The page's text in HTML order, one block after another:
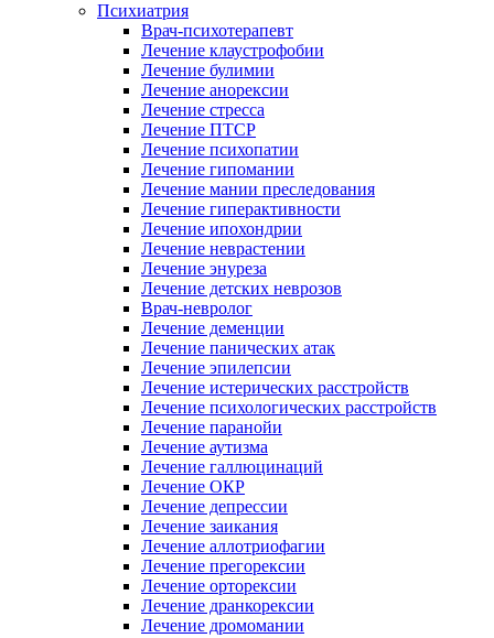
Психиатрия
Врач-психотерапевт
Лечение клаустрофобии
Лечение булимии
Лечение анорексии
Лечение стресса
Лечение ПТСР
Лечение психопатии
Лечение гипомании
Лечение мании преследования
Лечение гиперактивности
Лечение ипохондрии
Лечение неврастении
Лечение энуреза
Лечение детских неврозов
Врач-невролог
Лечение деменции
Лечение панических атак
Лечение эпилепсии
Лечение истерических расстройств
Лечение психологических расстройств
Лечение паранойи
Лечение аутизма
Лечение галлюцинаций
Лечение ОКР
Лечение депрессии
Лечение заикания
Лечение аллотриофагии
Лечение прегорексии
Лечение орторексии
Лечение дранкорексии
Лечение дромомании